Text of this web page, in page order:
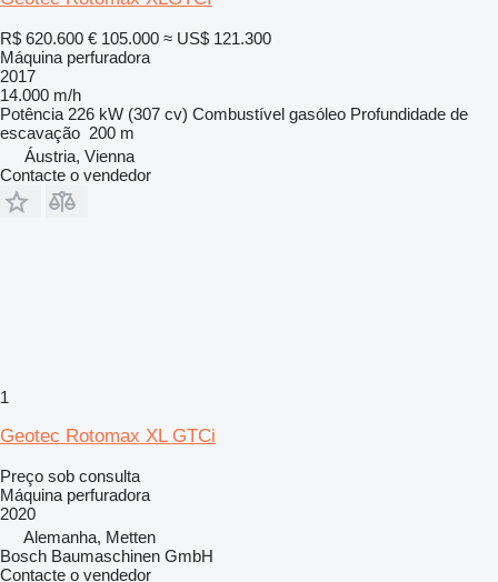
R$ 620.600 € 105.000 ≈ US$ 121.300
Máquina perfuradora
2017
14.000 m/h
Potência 226 kW (307 cv) Combustível gasóleo Profundidade de
escavação 200 m
Áustria, Vienna
Contacte o vendedor
1
Geotec Rotomax XL GTCi
Preço sob consulta
Máquina perfuradora
2020
Alemanha, Metten
Bosch Baumaschinen GmbH
Contacte o vendedor